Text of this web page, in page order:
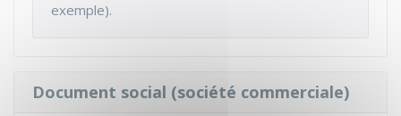
exemple).
Document social (société commerciale)